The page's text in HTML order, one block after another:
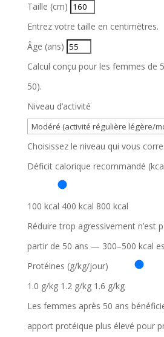
Taille (cm)
Entrez votre taille en centimètres.
Âge (ans)
Calcul conçu pour les femmes de
50).
Niveau d’activité
Choisissez le niveau qui vous
Déficit calorique recommandé
100 kcal 400 kcal 800 kcal
Réduire trop agressivement n’est
partir de 50 ans — 300–500 kcal
Protéines (g/kg/jour)
1.0 g/kg 1.2 g/kg 1.6 g/kg
Les femmes après 50 ans
apport protéique plus élevé pour